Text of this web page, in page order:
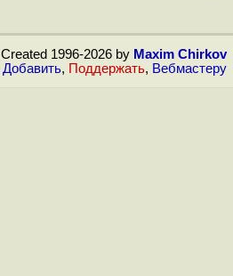
Created 1996-2026 by Maxim Chirkov
Добавить, Поддержать, Вебмастеру